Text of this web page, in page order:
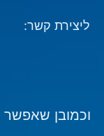
ליצירת קשר:
וכמובן שאפשר